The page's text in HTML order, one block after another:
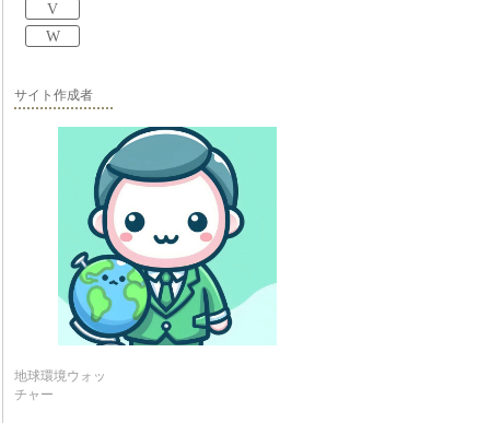
V
W
サイト作成者
地球環境ウォッ
チャー